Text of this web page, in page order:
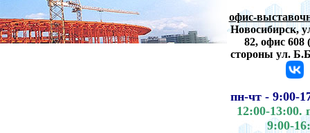
офис-
Новосибирск,
82, офис 608 (
стороны ул.
пн-чт - 9:00-
12:00-13:00.
9:00-